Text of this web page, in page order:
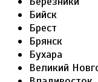
Бийск
Брест
Брянск
Бухара
Великий